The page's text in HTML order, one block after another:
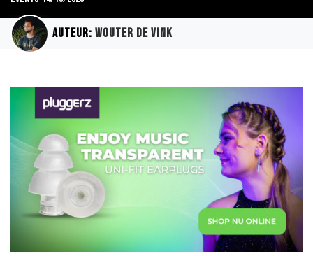
Auteur: Wouter de Vink